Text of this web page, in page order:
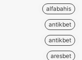
alfabahis
antikbet
antikbet
aresbet